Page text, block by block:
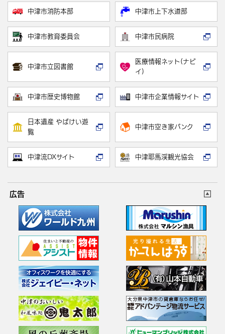
中津市消防本部 中津市上下水道部
中津市教育委員会 中津市民病院
中津市立図書館
医療情報ネット(ナビ
イ)
中津市歴史博物館 中津市企業情報サイト
日本遺産 やばけい遊
覧
中津市空き家バンク
中津流DXサイト 中津耶馬渓観光協会
広告